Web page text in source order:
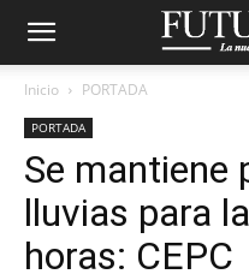
Inicio PORTADA
PORTADA
Se mantiene
lluvias para
horas: CEPC